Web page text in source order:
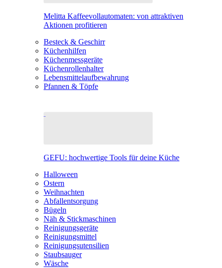
Melitta Kaffeevollautomaten: von attraktiven
Aktionen profitieren
Besteck & Geschirr
Küchenhilfen
Küchenmessgeräte
Küchenrollenhalter
Lebensmittelaufbewahrung
Pfannen & Töpfe
GEFU: hochwertige Tools für deine Küche
Halloween
Ostern
Weihnachten
Abfallentsorgung
Bügeln
Näh & Stickmaschinen
Reinigungsgeräte
Reinigungsmittel
Reinigungsutensilien
Staubsauger
Wäsche